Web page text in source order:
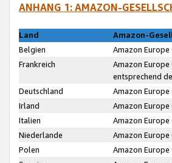
ANHANG 1: AMAZON-
Land
Amazon-
Belgien
Amazon Europe
Frankreich
Amazon
entsprechend
Deutschland
Amazon Europe
Irland
Amazon Europe
Italien
Amazon Europe
Niederlande
Amazon Europe
Polen
Amazon Europe